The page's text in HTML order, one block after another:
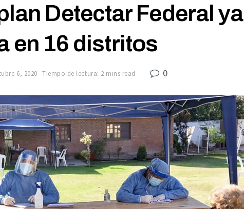
Detectar Federal ya
en 16 distritos
6, 2020 Tiempo de lectura: 2 mins read 0